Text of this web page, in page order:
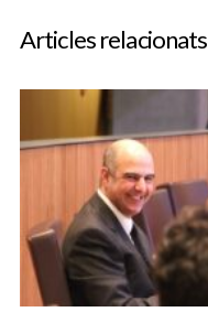
Articles relacionats